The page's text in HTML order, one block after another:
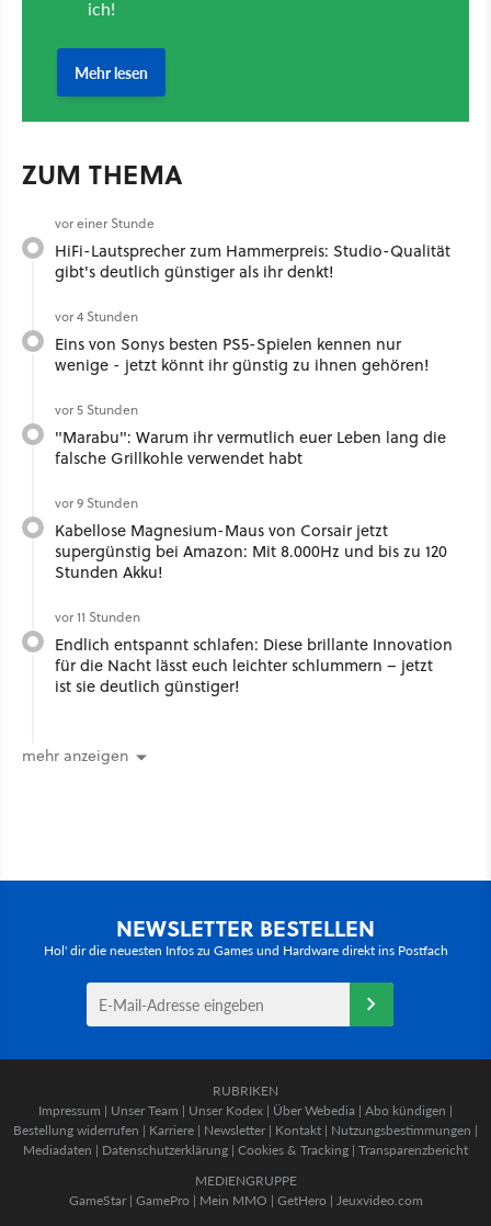
ZUM THEMA
vor einer Stunde
HiFi-Lautsprecher zum Hammerpreis: Studio-Qualität
gibt's deutlich günstiger als ihr denkt!
vor 4 Stunden
Eins von Sonys besten PS5-Spielen kennen nur
wenige - jetzt könnt ihr günstig zu ihnen gehören!
vor 5 Stunden
"Marabu": Warum ihr vermutlich euer Leben lang die
falsche Grillkohle verwendet habt
vor 9 Stunden
Kabellose Magnesium-Maus von Corsair jetzt
supergünstig bei Amazon: Mit 8.000Hz und bis zu 120
Stunden Akku!
vor 11 Stunden
Endlich entspannt schlafen: Diese brillante Innovation
für die Nacht lässt euch leichter schlummern – jetzt
ist sie deutlich günstiger!
mehr anzeigen
NEWSLETTER BESTELLEN
Hol' dir die neuesten Infos zu Games und Hardware direkt ins Postfach
RUBRIKEN
Impressum | Unser Team | Unser Kodex | Über Webedia | Abo kündigen |
Bestellung widerrufen | Karriere | Newsletter | Kontakt | Nutzungsbestimmungen |
Mediadaten | Datenschutzerklärung | Cookies & Tracking | Transparenzbericht
MEDIENGRUPPE
GameStar| GamePro | Mein MMO | GetHero | Jeuxvideo.com